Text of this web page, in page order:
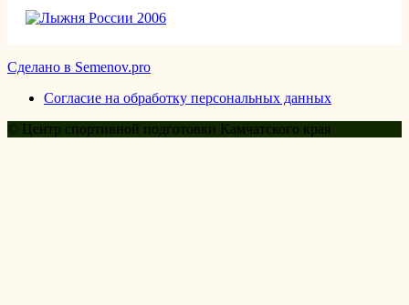
Сделано в Semenov.pro
Согласие на обработку персональных данных
© Центр спортивной подготовки Камчатского края